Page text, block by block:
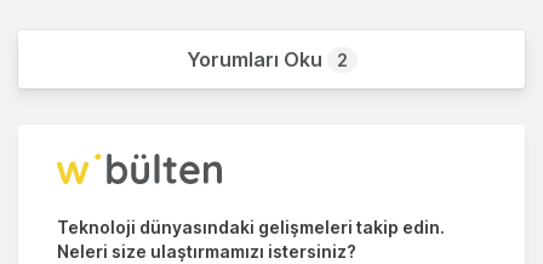
Yorumları Oku 2
Teknoloji dünyasındaki gelişmeleri takip edin.
Neleri size ulaştırmamızı istersiniz?